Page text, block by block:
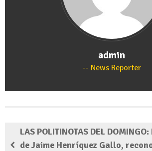
admin
News Reporter
LAS POLITINOTAS DEL
de Jaime Henríquez Gallo,